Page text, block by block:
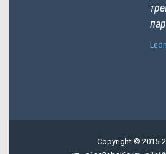
Copyright © 2015-